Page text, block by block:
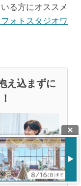
る方にオススメ
ォトスタジオワ
え込まずに